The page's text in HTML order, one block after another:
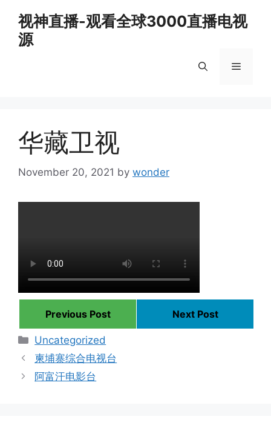
content
视神直播-观看全球3000直播电视
源
Menu
华藏卫视
November 20, 2021 by wonder
Previous Post
Next Post
Categories
Uncategorized
柬埔寨综合电视台
阿富汗电影台